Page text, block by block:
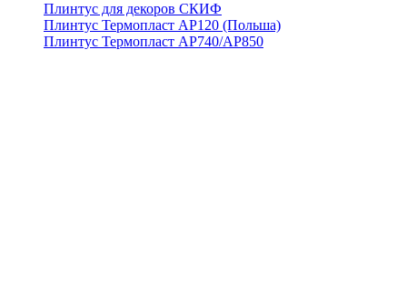
Плинтус для декоров СКИФ
Плинтус Термопласт АР120 (Польша)
Плинтус Термопласт АР740/АР850